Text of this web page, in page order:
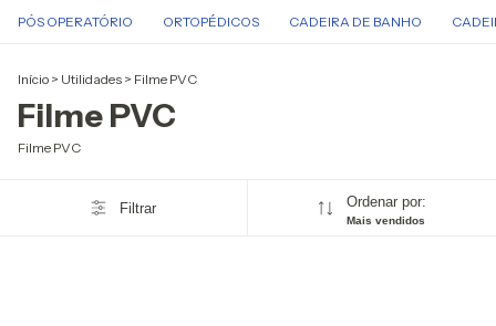
PÓS OPERATÓRIO ORTOPÉDICOS CADEIRA DE BANHO
Início > Utilidades > Filme PVC
Filme PVC
Filme PVC
Filtrar Ordenar por:
Mais vendidos